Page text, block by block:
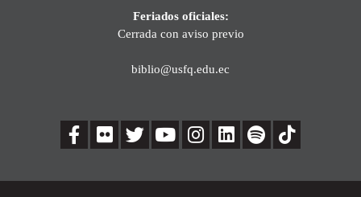
Feriados oficiales:
Cerrada con aviso previo
biblio@usfq.edu.ec